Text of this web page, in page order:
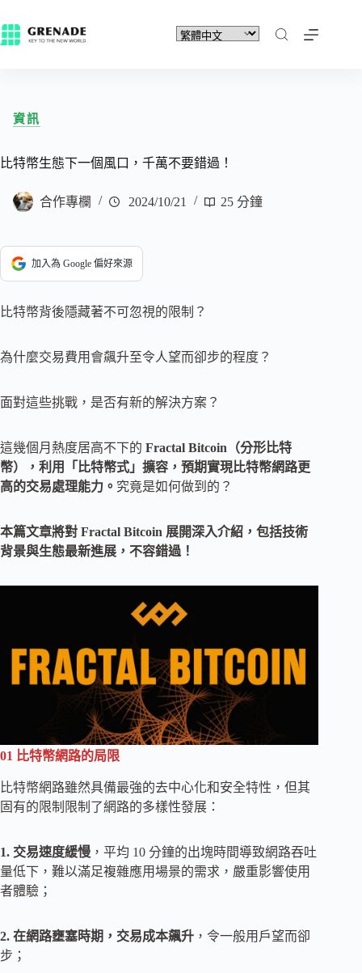
資訊
比特幣生態下一個風口，千萬不要錯過！
合作專欄 2024/10/21 25 分鐘
加入為 Google 偏好來源
比特幣背後隱藏著不可忽視的限制？
為什麼交易費用會飆升至令人望而卻步的程度？
面對這些挑戰，是否有新的解決方案？
這幾個月熱度居高不下的 Fractal Bitcoin（分形比特
幣），利用「比特幣式」擴容，預期實現比特幣網路更
高的交易處理能力。 究竟是如何做到的？
本篇文章將對 Fractal Bitcoin 展開深入介紹，包括技術
背景與生態最新進展，不容錯過！
01 比特幣網路的局限
比特幣網路雖然具備最強的去中心化和安全特性，但其
固有的限制限制了網路的多樣性發展：
1. 交易速度緩慢 ，平均 10 分鐘的出塊時間導致網路吞吐
量低下，難以滿足複雜應用場景的需求，嚴重影響使用
者體驗；
2. 在網路壅塞時期，交易成本飆升 ，令一般用戶望而卻
步；